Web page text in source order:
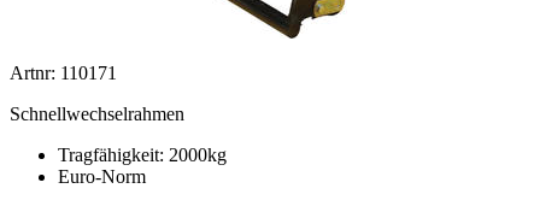
Artnr: 110171
Schnellwechselrahmen
Tragfähigkeit: 2000kg
Euro-Norm